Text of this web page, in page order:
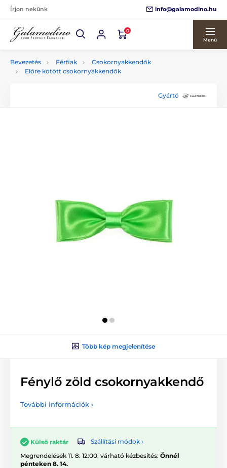
Írjon nekünk info@galamodino.hu
0
Menü
Bevezetés Férfiak
Csokornyakkendők
Előre kötött csokornyakkendők
Gyártó
Több kép megjelenítése
Fénylő zöld csokornyakkendő
További információk ›
Külső raktár
Szállítási módok ›
Megrendelések 11. 8. 12:00, várható kézbesítés: Önnél
pénteken 8. 14.